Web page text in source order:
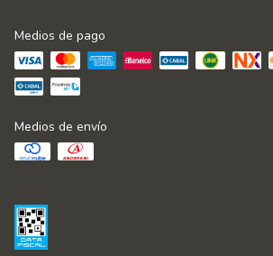
Medios de pago
Medios de envío